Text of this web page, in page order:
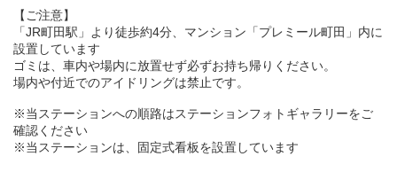
【ご注意】
「JR町田駅」より徒歩約4分、マンション「プレミール町田」内に
設置しています
ゴミは、車内や場内に放置せず必ずお持ち帰りください。
場内や付近でのアイドリングは禁止です。
※当ステーションへの順路はステーションフォトギャラリーをご
確認ください
※当ステーションは、固定式看板を設置しています